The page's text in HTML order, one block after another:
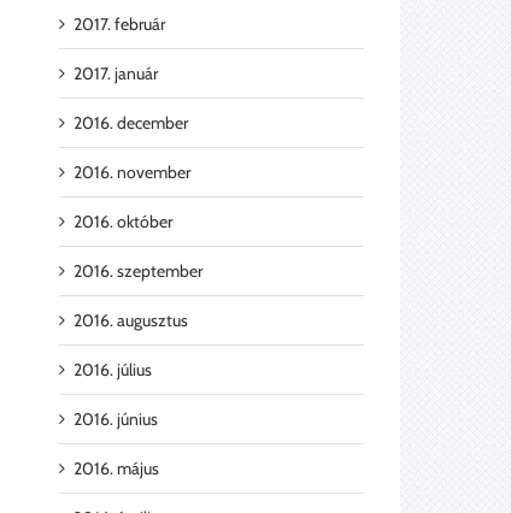
2017. február
2017. január
2016. december
2016. november
2016. október
2016. szeptember
2016. augusztus
2016. július
2016. június
2016. május